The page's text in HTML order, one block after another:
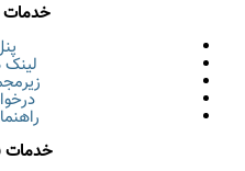
خدمات
لینک
خدمات